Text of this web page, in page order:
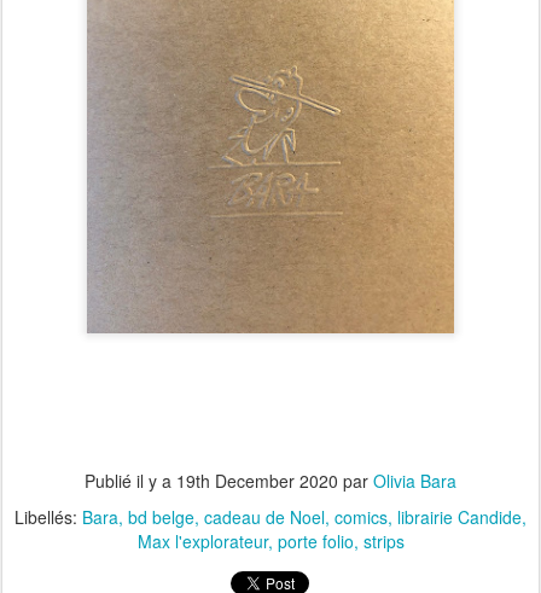
Publié il y a 19th December 2020 par Olivia Bara
Libellés: Bara bd belge cadeau de Noel comics librairie Candide
Max l'explorateur porte folio strips